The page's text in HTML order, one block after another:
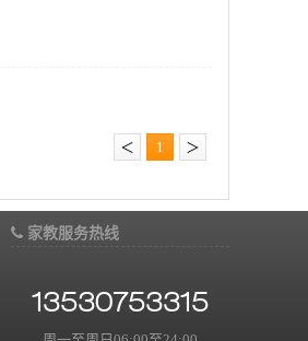
＞
1
＜
家教服务热线
13530753315